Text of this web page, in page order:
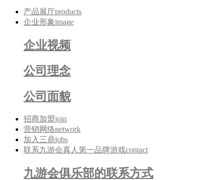
产品展厅products
企业形象image
企业视频
公司理念
公司面貌
招商加盟join
营销网络network
加入三鼎jobs
联系九游会真人第一品牌游戏contact
九游会俱乐部的联系方式